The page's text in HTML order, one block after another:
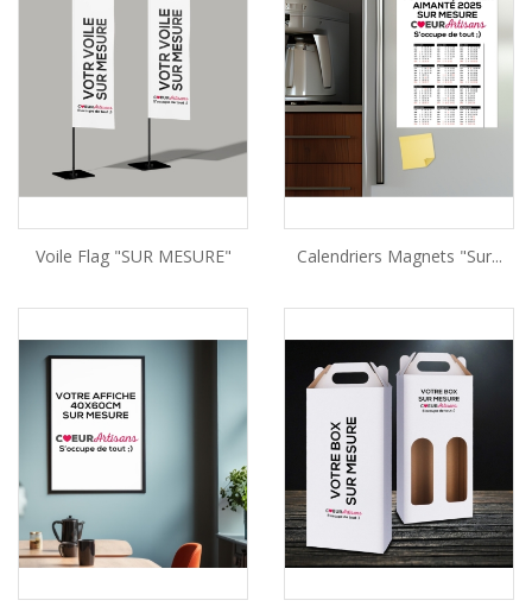
Voile Flag "SUR MESURE" Calendriers Magnets "Sur...